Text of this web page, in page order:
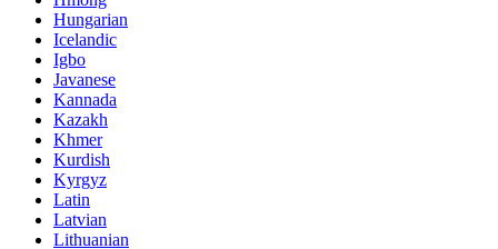
Hungarian
Icelandic
Igbo
Javanese
Kannada
Kazakh
Khmer
Kurdish
Kyrgyz
Latin
Latvian
Lithuanian